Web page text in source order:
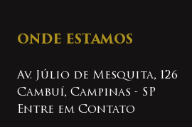
ONDE ESTAMOS
Av. Júlio de Mesquita, 126
Cambuí, Campinas - SP
Entre em Contato